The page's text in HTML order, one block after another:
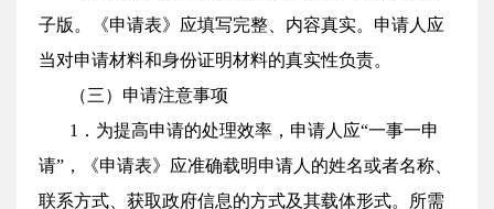
子版。《申请表》应填写完整、内容真实。申请人应
当对申请材料和身份证明材料的真实性负责。
（三）申请注意事项
1．为提高申请的处理效率，申请人应“一事一申
请”，《申请表》应准确载明申请人的姓名或者名称、
联系方式、获取政府信息的方式及其载体形式。所需